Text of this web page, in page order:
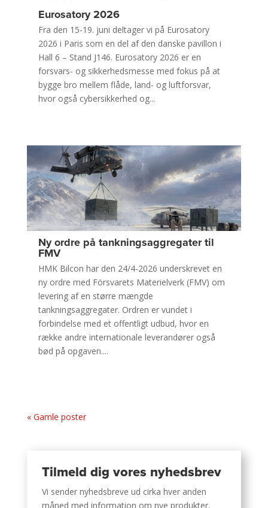
Eurosatory 2026
Fra den 15-19. juni deltager vi på Eurosatory
2026 i Paris som en del af den danske pavillon i
Hall 6 – Stand J146. Eurosatory 2026 er en
forsvars- og sikkerhedsmesse med fokus på at
bygge bro mellem flåde, land- og luftforsvar,
hvor også cybersikkerhed og...
Ny ordre på tankningsaggregater til
FMV
HMK Bilcon har den 24/4-2026 underskrevet en
ny ordre med Försvarets Materielverk (FMV) om
levering af en større mængde
tankningsaggregater. Ordren er vundet i
forbindelse med et offentligt udbud, hvor en
række andre internationale leverandører også
bød på opgaven....
« Gamle poster
Tilmeld dig vores nyhedsbrev
Vi sender nyhedsbreve ud cirka hver anden
måned med information om nye produkter,